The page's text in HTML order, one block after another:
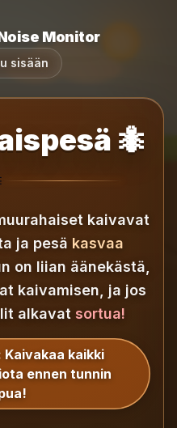
Monitor
sisään
🐜
kaivavat
ja pesä kasvaa
on liian äänekästä,
kaivamisen, ja jos
alkavat sortua!
Kaivakaa kaikki
ennen tunnin